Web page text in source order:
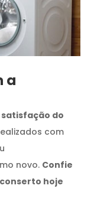
a
satisfação do
com
novo. Confie
hoje